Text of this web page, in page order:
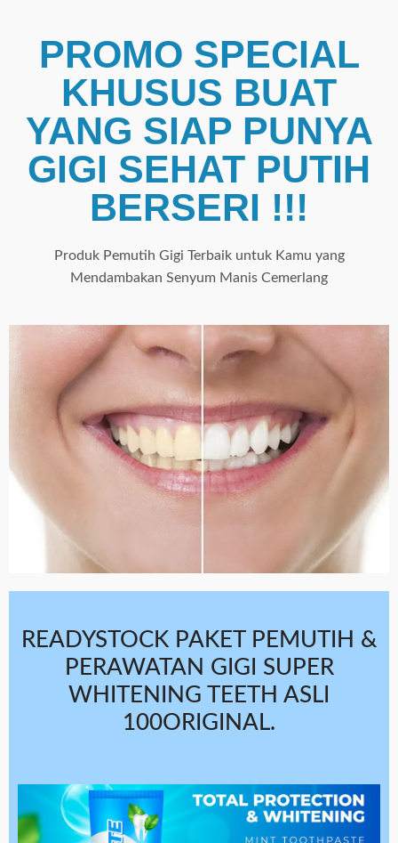
PROMO SPECIAL
KHUSUS BUAT
YANG SIAP PUNYA
GIGI SEHAT PUTIH
BERSERI !!!
Produk Pemutih Gigi Terbaik untuk Kamu yang
Mendambakan Senyum Manis Cemerlang
READYSTOCK PAKET PEMUTIH &
PERAWATAN GIGI SUPER
WHITENING TEETH ASLI
100ORIGINAL.